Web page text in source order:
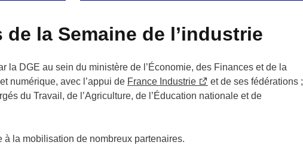
la Semaine de l’industrie
la DGE au sein du ministère de l’Économie, des Finances et de la
numérique, avec l’appui de France Industrie
et de ses fédérations ;
du Travail, de l’Agriculture, de l’Éducation nationale et de
la mobilisation de nombreux partenaires.